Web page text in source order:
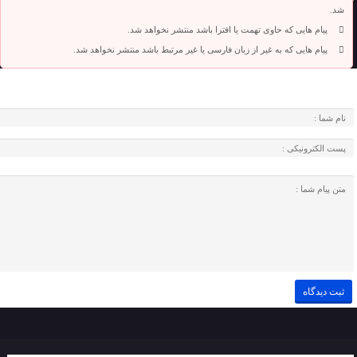
شد.
پیام هایی که حاوی تهمت یا افترا باشد منتشر نخواهد شد.
پیام هایی که به غیر از زبان فارسی یا غیر مرتبط باشد منتشر نخواهد شد.